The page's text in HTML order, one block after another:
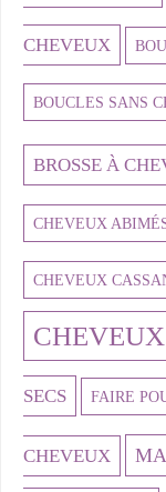
CHEVEUX
BOUCLES SANS
BROSSE À
CHEVEUX
CHEVEUX
SECS FAIRE
CHEVEUX